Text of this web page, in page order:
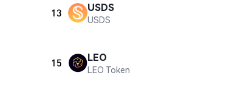
13 USDS
USDS
15 LEO
LEO Token